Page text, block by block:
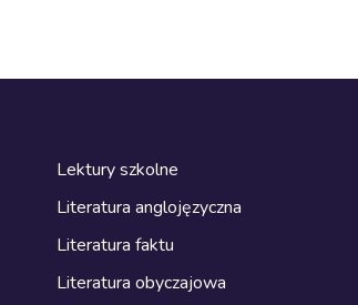
Lektury szkolne
Literatura anglojęzyczna
Literatura faktu
Literatura obyczajowa